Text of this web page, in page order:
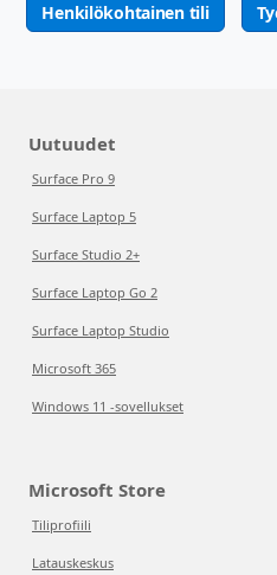
Henkilökohtainen tili
Uutuudet
Surface Pro 9
Surface Laptop 5
Surface Studio 2+
Surface Laptop Go 2
Surface Laptop Studio
Microsoft 365
Windows 11 -sovellukset
Microsoft Store
Tiliprofiili
Latauskeskus